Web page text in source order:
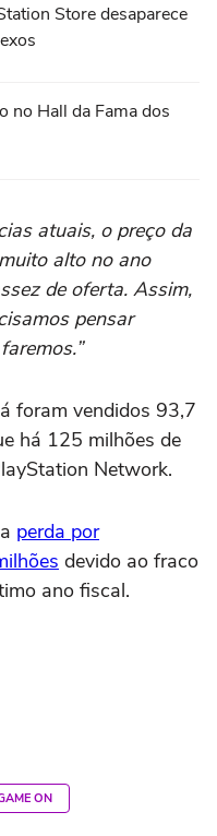
Store desaparece
no Hall da Fama dos
atuais, o preço da
alto no ano
de oferta. Assim,
pensar
foram vendidos 93,7
há 125 milhões de
Network.
perda por
devido ao fraco
ano fiscal.
ON